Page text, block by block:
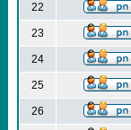
22
23
24
25
26